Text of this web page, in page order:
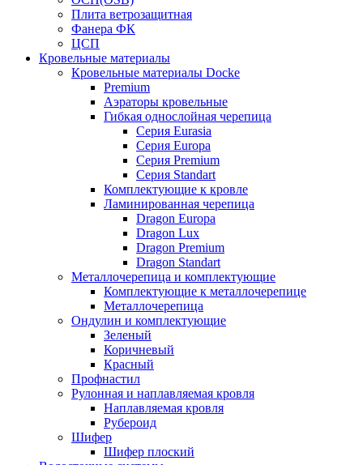
Плита ветрозащитная
Фанера ФК
ЦСП
Кровельные материалы
Кровельные материалы Docke
Premium
Аэраторы кровельные
Гибкая однослойная черепица
Серия Eurasia
Серия Europa
Серия Premium
Серия Standart
Комплектующие к кровле
Ламинированная черепица
Dragon Europa
Dragon Lux
Dragon Premium
Dragon Standart
Металлочерепица и комплектующие
Комплектующие к металлочерепице
Металлочерепица
Ондулин и комплектующие
Зеленый
Коричневый
Красный
Профнастил
Рулонная и наплавляемая кровля
Наплавляемая кровля
Рубероид
Шифер
Шифер плоский